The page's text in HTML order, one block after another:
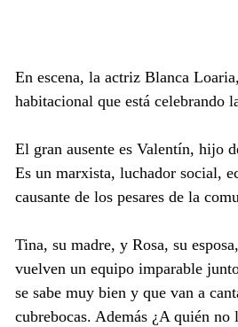
En escena, la actriz Blanca
habitacional que está celebrando
El gran ausente es Valentín, hijo
Es un marxista, luchador social,
causante de los pesares de la
Tina, su madre, y Rosa, su
vuelven un equipo imparable
se sabe muy bien y que van a
cubrebocas. Además ¿A quién no